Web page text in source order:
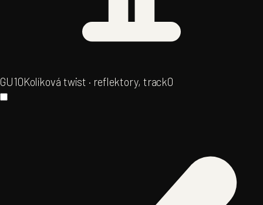
GU10Kolíková twist · reflektory, track0